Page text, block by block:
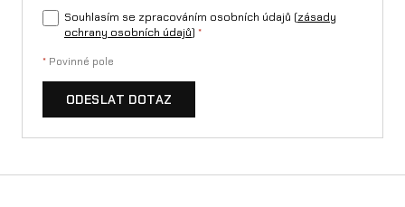
o
Souhlasím se zpracováním osobních údajů (zásady
ochrany osobních údajů) *
* Povinné pole
ODESLAT DOTAZ